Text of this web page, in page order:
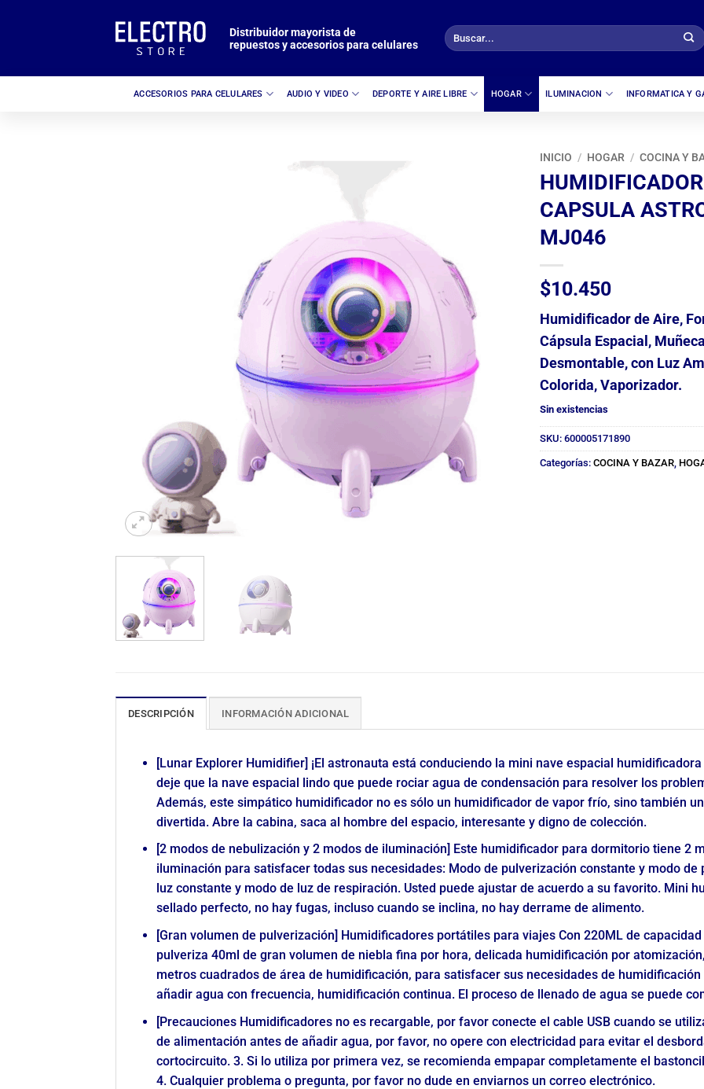
Distribuidor mayorista de
repuestos y accesorios para celulares
Buscar
por:
ACCESORIOS PARA CELULARES AUDIO Y VIDEO DEPORTE Y AIRE LIBRE HOGAR ILUMINACION INFORMATICA Y
INICIO / HOGAR / COCINA Y
HUMIDIFICADOR
CAPSULA
MJ046
$10.450
Humidificador de Aire,
Cápsula Espacial,
Desmontable, con Luz
Colorida, Vaporizador.
Sin existencias
SKU: 600005171890
Categorías: COCINA Y BAZAR
DESCRIPCIÓN INFORMACIÓN ADICIONAL
[Lunar Explorer Humidifier] ¡El astronauta está conduciendo la mini nave espacial
deje que la nave espacial lindo que puede rociar agua de condensación para resolver los
Además, este simpático humidificador no es sólo un humidificador de vapor frío, sino también
divertida. Abre la cabina, saca al hombre del espacio, interesante y digno de colección.
[2 modos de nebulización y 2 modos de iluminación] Este humidificador para dormitorio tiene 2
iluminación para satisfacer todas sus necesidades: Modo de pulverización constante y modo
luz constante y modo de luz de respiración. Usted puede ajustar de acuerdo a su favorito. Mini
sellado perfecto, no hay fugas, incluso cuando se inclina, no hay derrame de alimento.
[Gran volumen de pulverización] Humidificadores portátiles para viajes Con 220ML de
pulveriza 40ml de gran volumen de niebla fina por hora, delicada humidificación por
metros cuadrados de área de humidificación, para satisfacer sus necesidades de
añadir agua con frecuencia, humidificación continua. El proceso de llenado de agua se puede
[Precauciones Humidificadores no es recargable, por favor conecte el cable USB cuando se
de alimentación antes de añadir agua, por favor, no opere con electricidad para evitar el
cortocircuito. 3. Si lo utiliza por primera vez, se recomienda empapar completamente el
4. Cualquier problema o pregunta, por favor no dude en enviarnos un correo electrónico.